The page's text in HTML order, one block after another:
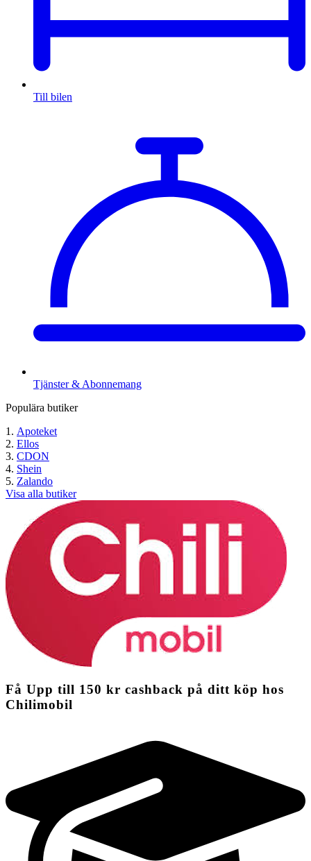
Till bilen
Tjänster & Abonnemang
Populära butiker
Apoteket
Ellos
CDON
Shein
Zalando
Visa alla butiker
Få Upp till 150 kr cashback på ditt köp hos
Chilimobil